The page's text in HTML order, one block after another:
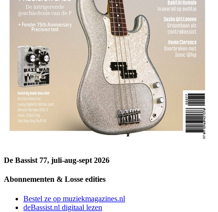
De Bassist 77, juli-aug-sept 2026
Abonnementen & Losse edities
Bestel ze op muziekmagazines.nl
deBassist.nl digitaal lezen